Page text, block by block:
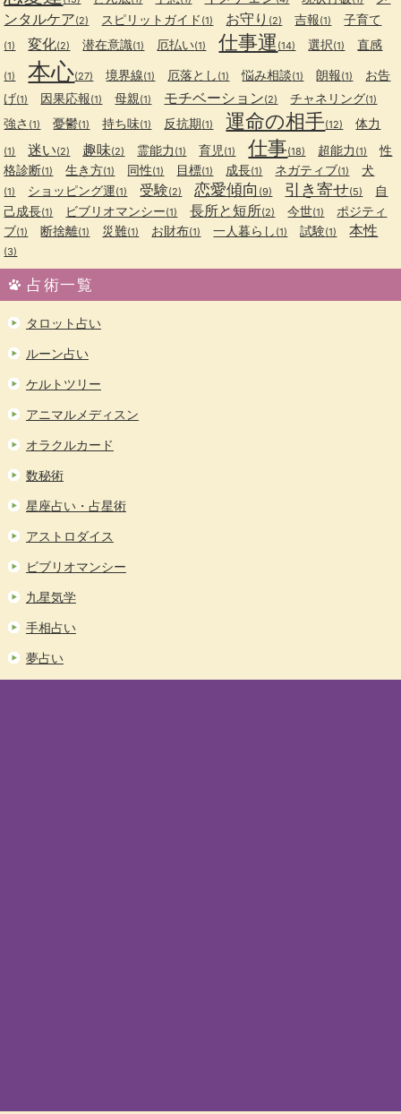
ンタルケア(2) スピリットガイド (1) お守り (2) 吉報(1) 子育て
(1) 変化(2) 潜在意識(1) 厄払い(1) 仕事運 (14) 選択(1) 直感
(1) 本心(27) 境界線(1) 厄落とし (1) 悩み相談(1) 朗報(1)
お告
げ(1) 因果応報(1) 母親(1) モチベーション(2) チャネリング(1)
強さ (1) 憂鬱(1) 持ち味(1) 反抗期(1) 運命の相手(12) 体力
(1) 迷い(2) 趣味(2) 霊能力 (1) 育児 (1) 仕事(18) 超能力 (1)
性
格診断(1) 生き方(1) 同性(1) 目標(1) 成長(1) ネガティブ(1) 犬
(1) ショッピング運(1) 受験(2) 恋愛傾向 (9) 引き寄せ(5)
自
己成長(1) ビブリオマンシー(1) 長所と短所(2) 今世(1)
ポジティ
ブ(1) 断捨離(1) 災難(1) お財布(1) 一人暮らし (1) 試験(1) 本性
(3)
占術一覧
タロット占い
ルーン占い
ケルトツリー
アニマルメディスン
オラクルカード
数秘術
星座占い・占星術
アストロダイス
ビブリオマンシー
九星気学
手相占い
夢占い